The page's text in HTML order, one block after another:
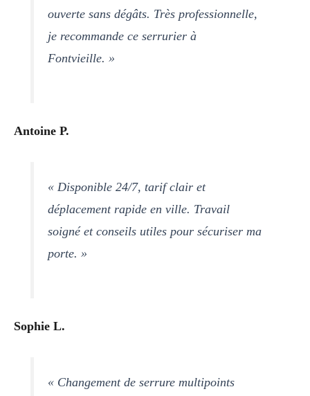
ouverte sans dégâts. Très professionnelle,
je recommande ce serrurier à
Fontvieille. »
Antoine P.
« Disponible 24/7, tarif clair et
déplacement rapide en ville. Travail
soigné et conseils utiles pour sécuriser ma
porte. »
Sophie L.
« Changement de serrure multipoints